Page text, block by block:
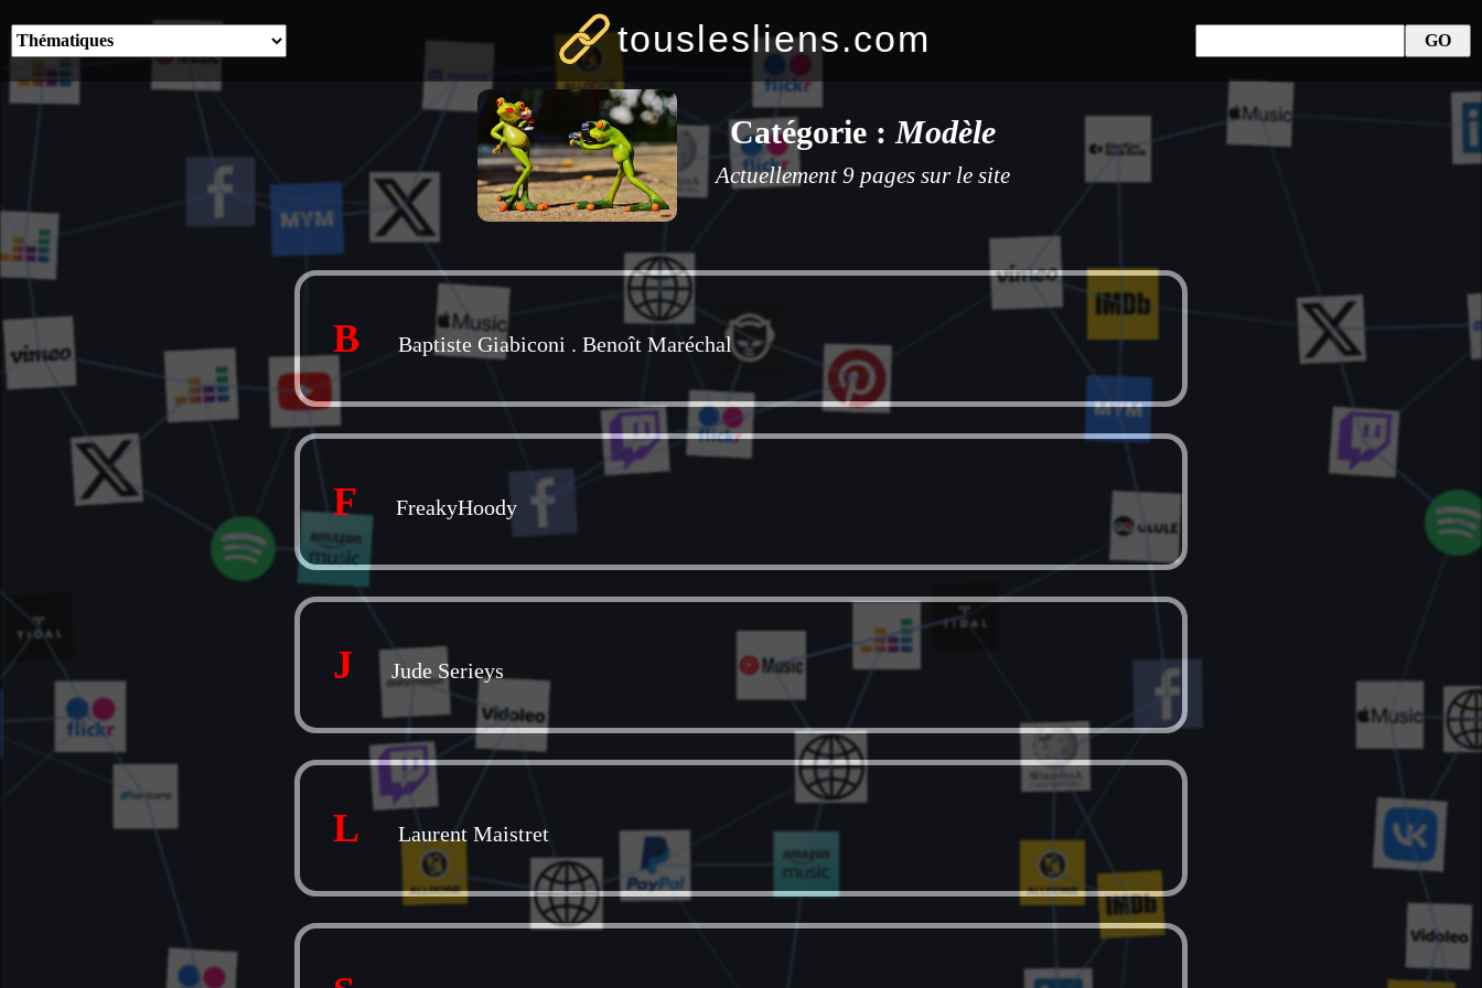
touslesliens.com
Catégorie : Modèle
Actuellement 9 pages sur le site
B Baptiste Giabiconi . Benoît Maréchal
F FreakyHoody
J Jude Serieys
L Laurent Maistret